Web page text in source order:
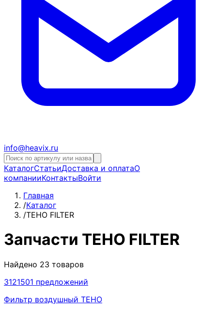
info@heavix.ru
КаталогСтатьиДоставка и оплатаО
компанииКонтактыВойти
Главная
/Каталог
/TEHO FILTER
Запчасти TEHO FILTER
Найдено 23 товаров
3121501 предложений
Фильтр воздушный TEHO